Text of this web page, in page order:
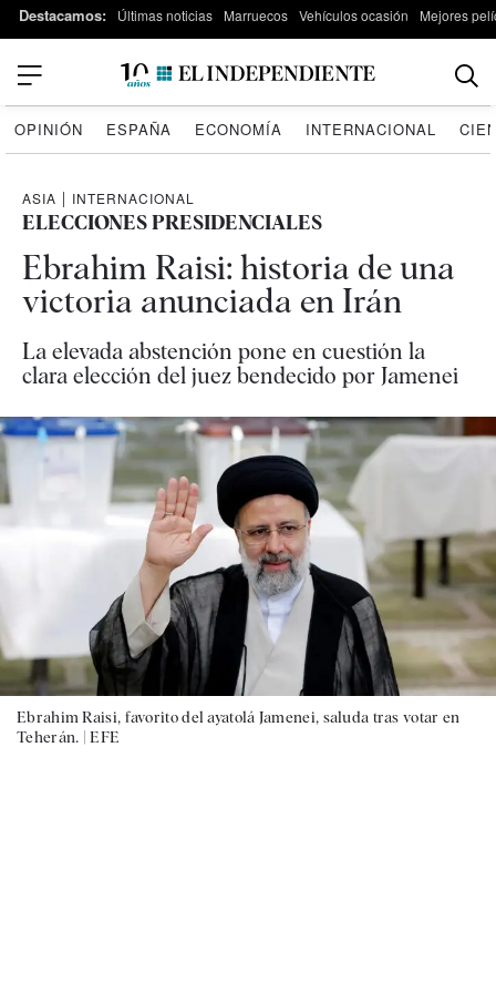
Destacamos: Últimas noticias Marruecos Vehículos ocasión Mejores
OPINIÓN ESPAÑA ECONOMÍA INTERNACIONAL
ASIA | INTERNACIONAL
ELECCIONES PRESIDENCIALES
Ebrahim Raisi: historia de una
victoria anunciada en Irán
La elevada abstención pone en cuestión la
clara elección del juez bendecido por Jamenei
Ebrahim Raisi, favorito del ayatolá Jamenei, saluda tras votar en
Teherán. |EFE